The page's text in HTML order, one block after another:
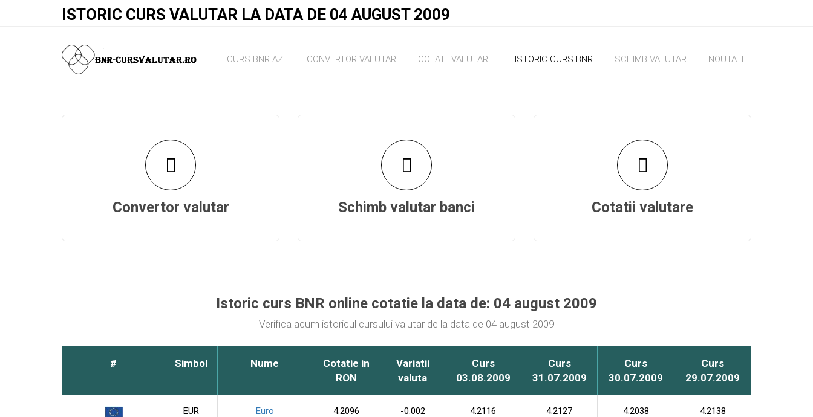
ISTORIC CURS VALUTAR LA DATA DE 04 AUGUST 2009
CURS BNR AZI CONVERTOR VALUTAR COTATII VALUTARE ISTORIC CURS BNR SCHIMB VALUTAR NOUTATI
Convertor valutar Schimb valutar banci Cotatii valutare
Istoric curs BNR online cotatie la data de: 04 august 2009
Verifica acum istoricul cursului valutar de la data de 04 august 2009
# Simbol Nume
Cotatie in
RON
Variatii
valuta
Curs
03.08.2009
Curs
31.07.2009
Curs
30.07.2009
Curs
29.07.2009
EUR Euro 4.2096 -0.002 4.2116 4.2127 4.2038 4.2138